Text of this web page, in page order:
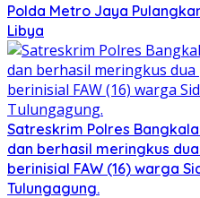
Polda Metro Jaya
Libya
Satreskrim Polres
dan berhasil meringkus
berinisial FAW (16) warga
Tulungagung.